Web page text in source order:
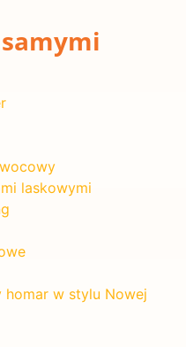
laskowymi
homar w stylu Nowej